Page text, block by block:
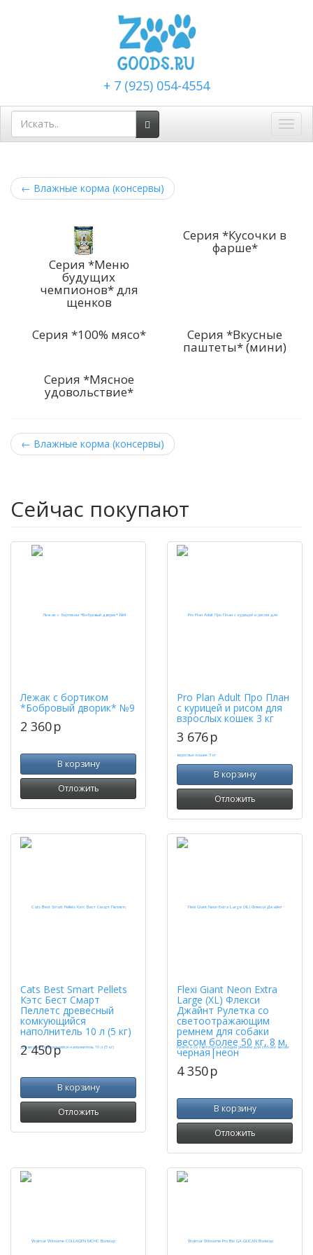
+ 7 (925) 054-4554
← Влажные корма (консервы)
Серия *Меню
будущих
чемпионов* для
щенков
Серия *Кусочки в
фарше*
Серия *100% мясо* Серия *Вкусные
паштеты* (мини)
Серия *Мясное
удовольствие*
← Влажные корма (консервы)
Сейчас покупают
Лежак с бортиком
*Бобровый дворик* №9
2 360p
В корзину
Отложить
Pro Plan Adult Про План
с курицей и рисом для
взрослых кошек 3 кг
3 676p
В корзину
Отложить
Cats Best Smart Pellets
Кэтс Бест Смарт
Пеллетс древесный
комкующийся
наполнитель 10 л (5 кг)
2 450p
В корзину
Отложить
Flexi Giant Neon Extra
Large (XL) Флекси
Джайнт Рулетка со
светоотражающим
ремнем для собаки
весом более 50 кг, 8 м,
черная|неон
4 350p
В корзину
Отложить